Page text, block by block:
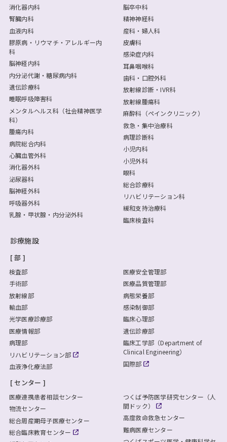
消化器内科
腎臓内科
血液内科
膠原病・リウマチ・アレルギー内
科
脳神経内科
内分泌代謝・糖尿病内科
遺伝診療科
睡眠呼吸障害科
メンタルヘルス科（社会精神医学
科）
腫瘍内科
病院総合内科
心臓血管外科
消化器外科
泌尿器科
脳神経外科
呼吸器外科
乳腺・甲状腺・内分泌外科
脳卒中科
精神神経科
産科・婦人科
皮膚科
感染症内科
耳鼻咽喉科
歯科・口腔外科
放射線診断・IVR科
放射線腫瘍科
麻酔科（ペインクリニック）
救急・集中治療科
病理診断科
小児内科
小児外科
眼科
総合診療科
リハビリテーション科
緩和支持治療科
臨床検査科
診療施設
部
検査部
手術部
放射線部
輸血部
光学医療診療部
医療情報部
病理部
リハビリテーション部
血液浄化療法部
医療安全管理部
医療品質管理部
病態栄養部
感染制御部
臨床心理部
遺伝診療部
臨床工学部（Department of
Clinical Engineering）
国際部
センター
医療連携患者相談センター
物流センター
総合周産期母子医療センター
総合臨床教育センター
つくば予防医学研究センター（人
間ドック）
高度救命救急センター
難病医療センター